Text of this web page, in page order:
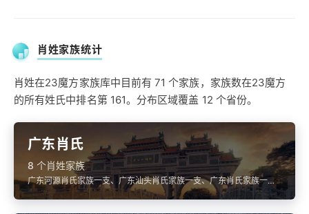
肖姓家族统计
肖姓在23魔方家族库中目前有 71 个家族，家族数在23魔方
的所有姓氏中排名第 161。分布区域覆盖 12 个省份。
广东肖氏
8 个肖姓家族
广东河源肖氏家族一支、广东汕头肖氏家族一支、广东肖氏家族一
支、广东肖氏家族一支、广东梅州大埔萧（肖）氏家族一支